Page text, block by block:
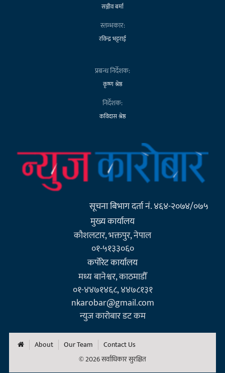
सञ्जीव बर्मा
स्तम्भकार:
रविन्द्र भट्टराई
प्रबन्ध निर्देशक:
कृष्ण श्रेष्ठ
निर्देशक:
कविदास श्रेष्ठ
सूचना बिभाग दर्ता नं. ४६४-२०७४/०७५
मुख्य कार्यालय
कौशलटार, भक्तपुर, नेपाल
०१-५१३३०६०
कर्पाेरेट कार्यालय
मध्य बानेश्वर, काठमाडौँ
०१-४४७१४६८, ४४७८१३१
nkarobar@gmail.com
न्युज कारोबार डट कम
About Our Team
Contact Us
© 2026 सर्वाधिकार सुरक्षित